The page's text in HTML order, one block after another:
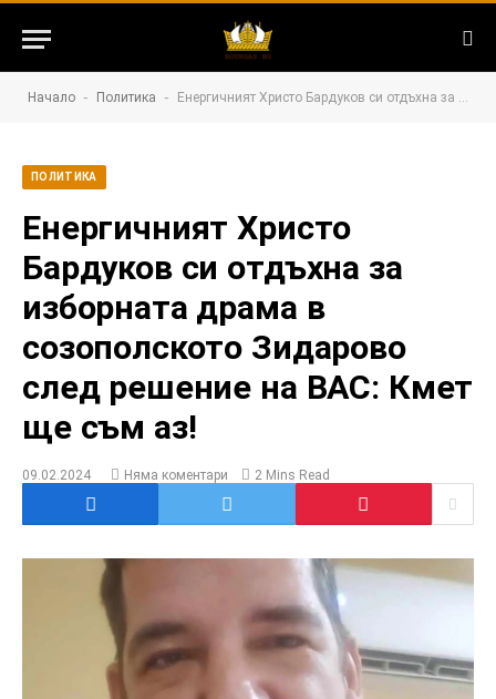
Начало - Политика - Енергичният Христо Бардуков си отдъхна за изборната драма в созополското Зидарово след решение на ВАС: Кмет ще съм аз!
ПОЛИТИКА
Енергичният Христо
Бардуков си отдъхна за
изборната драма в
созополското Зидарово
след решение на ВАС: Кмет
ще съм аз!
09.02.2024 Няма коментари 2 Mins Read